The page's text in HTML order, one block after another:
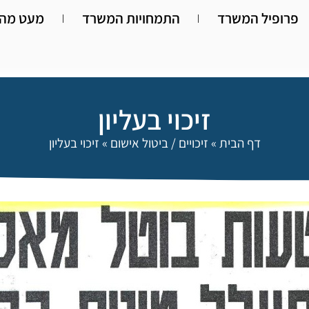
פרופיל המשרד התמחויות המשרד מעט
זיכוי בעליון
דף הבית » זיכויים / ביטול אישום » זיכוי בעליון